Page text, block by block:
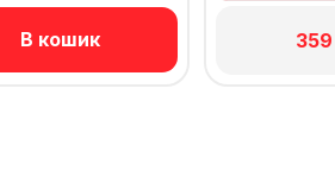
В кошик 359